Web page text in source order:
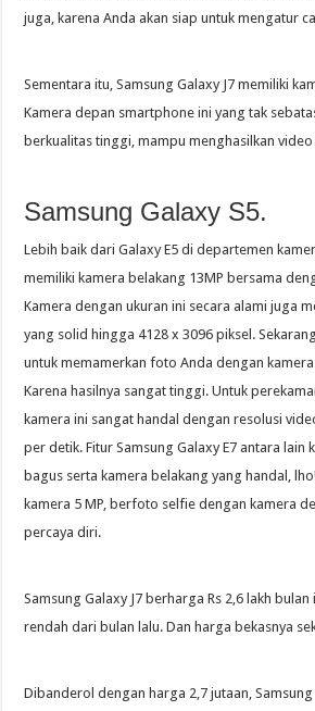
juga, karena Anda akan siap untuk mengatur
Sementara itu, Samsung Galaxy J7 memiliki
Kamera depan smartphone ini yang tak
berkualitas tinggi, mampu menghasilkan
Samsung Galaxy S5.
Lebih baik dari Galaxy E5 di departemen
memiliki kamera belakang 13MP bersama
Kamera dengan ukuran ini secara alami juga
yang solid hingga 4128 x 3096 piksel.
untuk memamerkan foto Anda dengan kamera
Karena hasilnya sangat tinggi. Untuk
kamera ini sangat handal dengan resolusi
per detik. Fitur Samsung Galaxy E7 antara lain
bagus serta kamera belakang yang handal,
kamera 5 MP, berfoto selfie dengan kamera
percaya diri.
Samsung Galaxy J7 berharga Rs 2,6 lakh
rendah dari bulan lalu. Dan harga bekasnya
Dibanderol dengan harga 2,7 jutaan,